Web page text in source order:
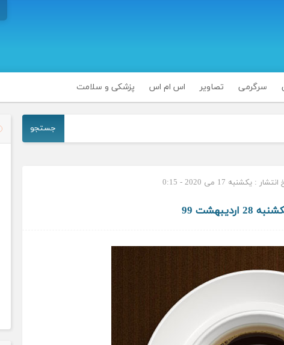
سرگرمی تصاویر اس ام اس پزشکی و سلامت
جستجو
: یکشنبه 17 می 2020 - 0:15
99